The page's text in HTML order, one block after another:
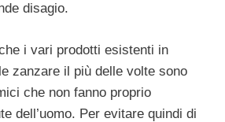
disagio.
i vari prodotti esistenti in
zanzare il più delle volte sono
che non fanno proprio
dell’uomo. Per evitare quindi di